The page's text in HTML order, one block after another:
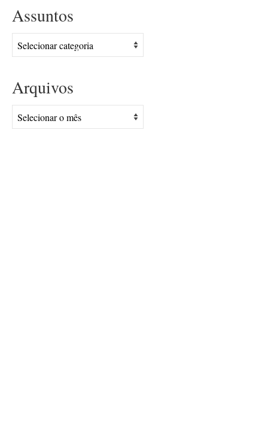
Assuntos
Assuntos
Arquivos
Arquivos